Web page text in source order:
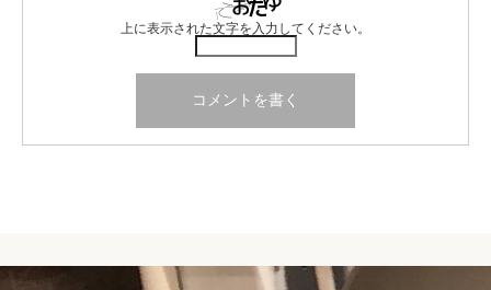
上に表示された文字を入力してください。